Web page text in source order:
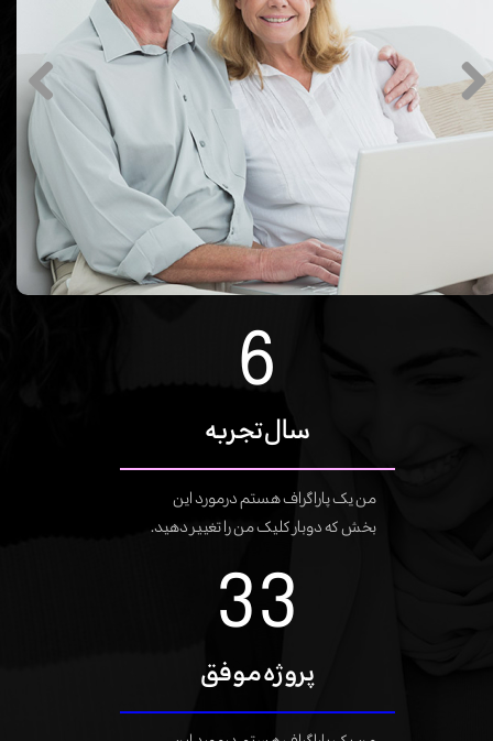
سال تجربه
11
من یک پاراگراف هستم درمورد این
بخش که دوبار کلیک من را تغییر دهید.
پروژه موفق
57